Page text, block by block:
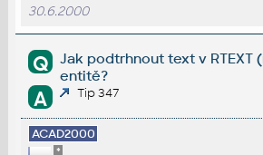
30.6.2000
Q
Jak podtrhnout text v RTEXT
entitě?
A Tip 347
ACAD2000
*